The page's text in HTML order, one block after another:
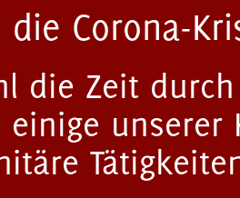
die Corona-
die Zeit
einige unserer